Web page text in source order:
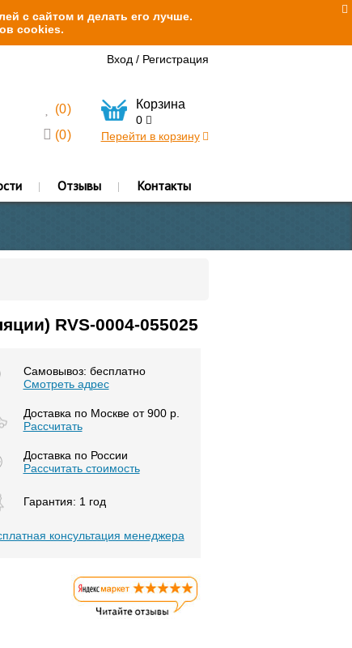
с сайтом и делать его лучше.
cookies.
Вход / Регистрация
(0)
(0)
Корзина
0
Перейти в корзину
Отзывы Контакты
RVS-0004-055025
Самовывоз: бесплатно
Смотреть адрес
Доставка по Москве от 900 р.
Расcчитать
Доставка по России
Рассчитать стоимость
Гарантия: 1 год
консультация менеджера